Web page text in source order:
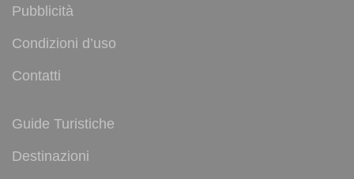
Pubblicità
Condizioni d’uso
Contatti
Guide Turistiche
Destinazioni